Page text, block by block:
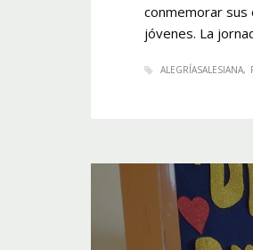
conmemorar sus
jóvenes. La
ALEGRÍASALESIANA